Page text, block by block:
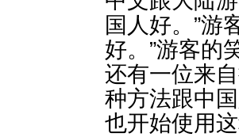
国人好。”游
好。”游客的
还有一位来
种方法跟中
也开始使用